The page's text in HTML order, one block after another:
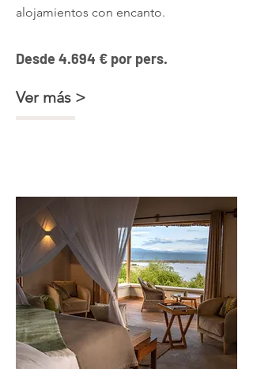
alojamientos con encanto.
Desde 4.694 € por pers.
Ver más >